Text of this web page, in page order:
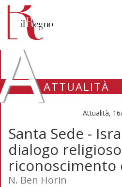
ATTUALITÀ
Attualità,
Santa Sede -
dialogo
N. Ben Horin